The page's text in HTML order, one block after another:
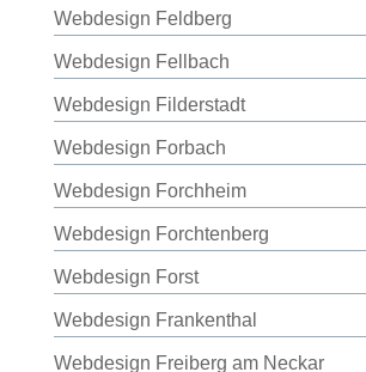
Webdesign Feldberg
Webdesign Fellbach
Webdesign Filderstadt
Webdesign Forbach
Webdesign Forchheim
Webdesign Forchtenberg
Webdesign Forst
Webdesign Frankenthal
Webdesign Freiberg am Neckar